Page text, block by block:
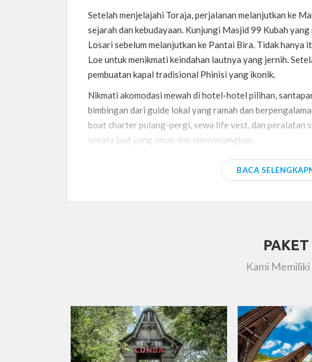
Setelah menjelajahi Toraja, perjalanan melanjutkan ke
sejarah dan kebudayaan. Kunjungi Masjid 99 Kubah
Losari sebelum melanjutkan ke Pantai Bira. Tidak hanya
Loe untuk menikmati keindahan lautnya yang jernih.
pembuatan kapal tradisional Phinisi yang ikonik.
Nikmati akomodasi mewah di hotel-hotel pilihan,
bimbingan dari guide lokal yang ramah dan
boat charter pulang-pergi, sewa life vest, dan peralatan
wisata laut yang aman dan menyenangkan.
Jangan lewatkan kesempatan ini untuk merasakan
dan kebudayaan yang memukau di Sulawesi Selatan.
BACA
Kami